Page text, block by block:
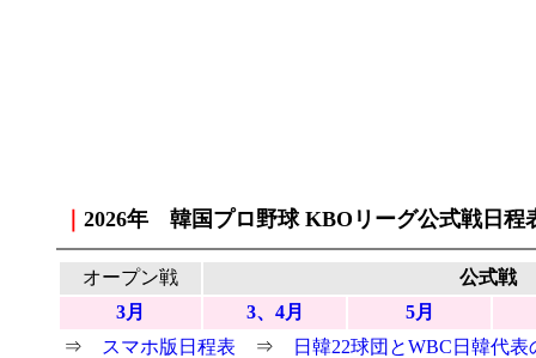
2026年 韓国プロ野球 KBOリーグ公式戦日
オープン戦
公式戦
3月
3、4月
5月
⇒
スマホ版日程表 ⇒ 日韓22球団とWBC日韓代